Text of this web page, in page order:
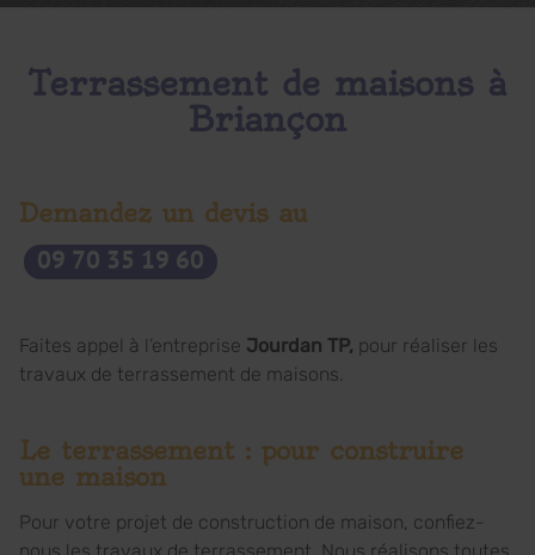
Terrassement de maisons à
Briançon
Demandez un devis au
09 70 35 19 60
Faites appel à l’entreprise Jourdan TP, pour réaliser les
travaux de terrassement de maisons.
Le terrassement : pour construire
une maison
Pour votre projet de construction de maison, confiez-